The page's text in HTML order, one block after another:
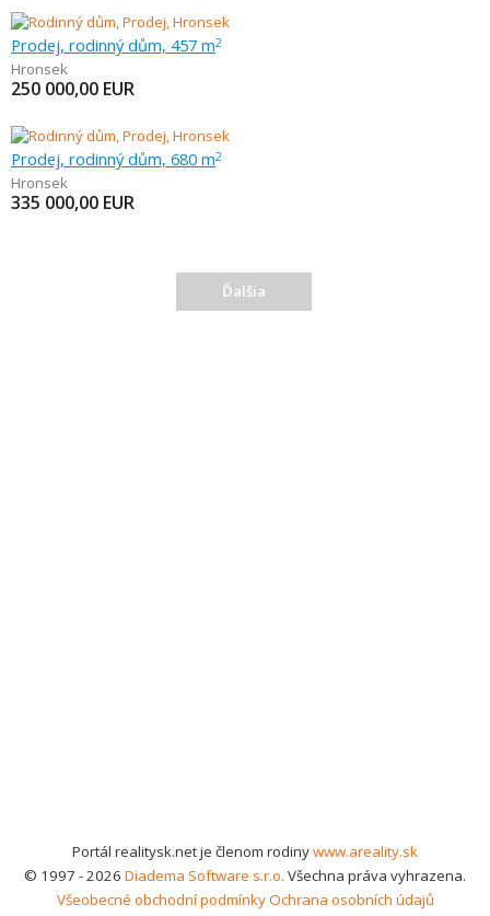
Prodej, rodinný dům, 457 m2
Hronsek
250 000,00 EUR
Prodej, rodinný dům, 680 m2
Hronsek
335 000,00 EUR
Ďalšia
Portál realitysk.net je členom rodinywww.areality.sk
© 1997 - 2026 Diadema Software s.r.o. Všechna práva vyhrazena.
Všeobecné obchodní podmínkyOchrana osobních údajů